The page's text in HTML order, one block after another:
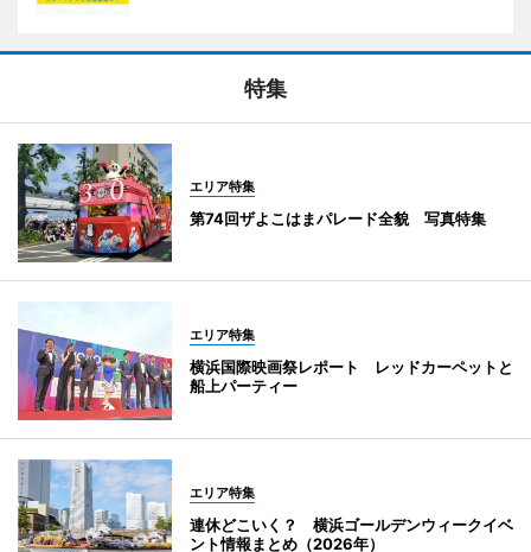
特集
エリア特集
第74回ザよこはまパレード全貌 写真特集
エリア特集
横浜国際映画祭レポート レッドカーペットと
船上パーティー
エリア特集
連休どこいく？ 横浜ゴールデンウィークイベ
ント情報まとめ（2026年）